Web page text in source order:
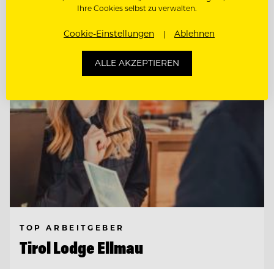
TOP ARBEITGEBER
Tirol Lodge Ellmau
Ihre Cookies selbst zu verwalten.
Cookie-Einstellungen Ablehnen
ALLE AKZEPTIEREN